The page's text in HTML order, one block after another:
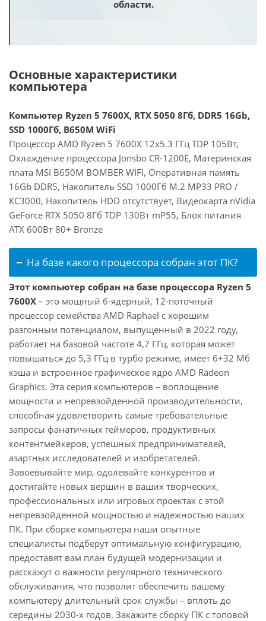
области.
Основные характеристики
компьютера
Компьютер Ryzen 5 7600X, RTX 5050 8Гб, DDR5 16Gb,
SSD 1000Гб, B650M WiFi
Процессор AMD Ryzen 5 7600X 12x5.3 ГГц TDP 105Вт,
Охлаждение процессора Jonsbo CR-1200E, Материнская
плата MSI B650M BOMBER WIFI, Оперативная память
16Gb DDR5, Накопитель SSD 1000Гб M.2 MP33 PRO /
KC3000, Накопитель HDD отсутствует, Видеокарта nVidia
GeForce RTX 5050 8Гб TDP 130Вт mP55, Блок питания
ATX 600Вт 80+ Bronze
На базе какого процессора собран этот ПК?
Этот компьютер собран на базе процессора Ryzen 5
7600X – это мощный 6-ядерный, 12-поточный
процессор семейства AMD Raphael с хорошим
разгонным потенциалом, выпущенный в 2022 году,
работает на базовой частоте 4,7 ГГц, которая может
повышаться до 5,3 ГГц в турбо режиме, имеет 6+32 Мб
кэша и встроенное графическое ядро AMD Radeon
Graphics. Эта серия компьютеров – воплощение
мощности и непревзойденной производительности,
способная удовлетворить самые требовательные
запросы фанатичных геймеров, продуктивных
контентмейкеров, успешных предпринимателей,
азартных исследователей и изобретателей.
Завоевывайте мир, одолевайте конкурентов и
достигайте новых вершин в ваших творческих,
профессиональных или игровых проектах с этой
непревзойденной мощностью и надежностью наших
ПК. При сборке компьютера наши опытные
специалисты подберут оптимальную конфигурацию,
предоставят вам план будущей модернизации и
расскажут о важности регулярного технического
обслуживания, что позволит обеспечить вашему
компьютеру длительный срок службы – вплоть до
середины 2030-х годов. Закажите сборку ПК с топовой